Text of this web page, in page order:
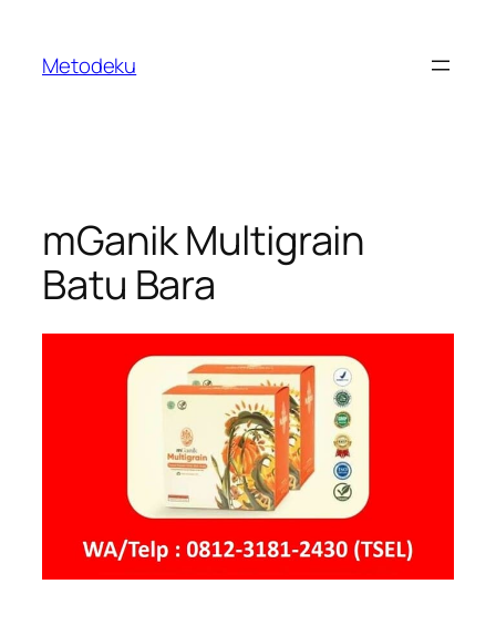
content
Metodeku
mGanik Multigrain
Batu Bara